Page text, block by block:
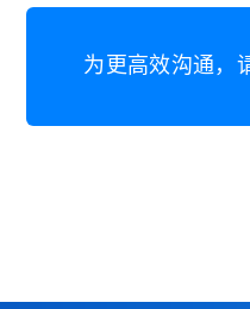
为更高效沟通，